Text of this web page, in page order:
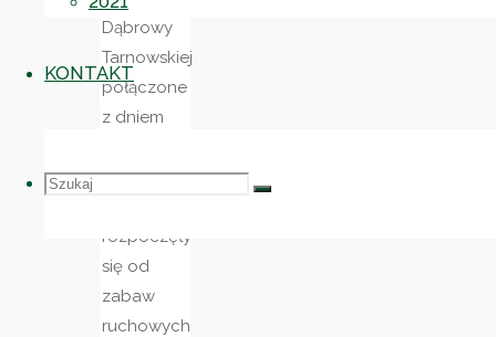
KONTAKT
Szukaj
Szukaj:
Szukaj
Dąbrowy
Tarnowskiej
połączone
z dniem
Ojca.
rozpoczęły
się od
zabaw
ruchowych